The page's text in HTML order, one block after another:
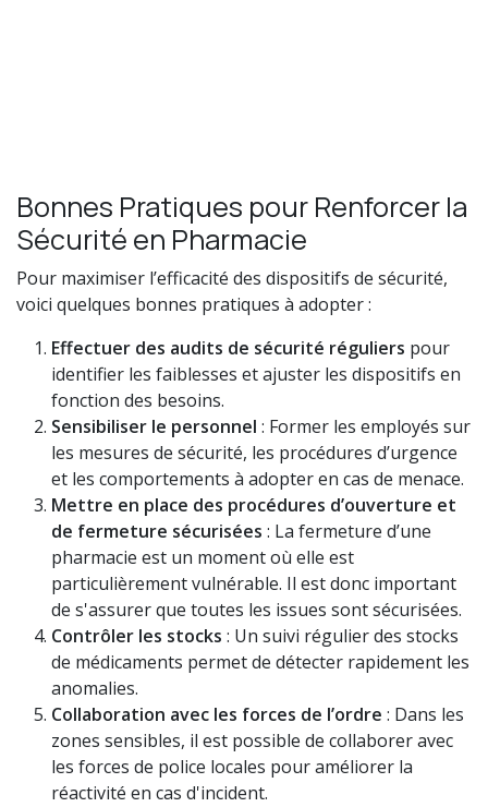
Bonnes Pratiques pour Renforcer la
Sécurité en Pharmacie
Pour maximiser l’efficacité des dispositifs de sécurité,
voici quelques bonnes pratiques à adopter :
Effectuer des audits de sécurité réguliers pour
identifier les faiblesses et ajuster les dispositifs en
fonction des besoins.
Sensibiliser le personnel : Former les employés sur
les mesures de sécurité, les procédures d’urgence
et les comportements à adopter en cas de menace.
Mettre en place des procédures d’ouverture et
de fermeture sécurisées : La fermeture d’une
pharmacie est un moment où elle est
particulièrement vulnérable. Il est donc important
de s'assurer que toutes les issues sont sécurisées.
Contrôler les stocks : Un suivi régulier des stocks
de médicaments permet de détecter rapidement les
anomalies.
Collaboration avec les forces de l’ordre : Dans les
zones sensibles, il est possible de collaborer avec
les forces de police locales pour améliorer la
réactivité en cas d'incident.